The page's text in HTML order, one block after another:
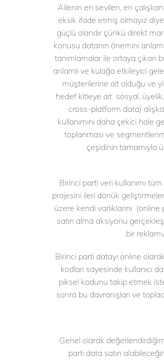
Ailenin en sevilen, en
eksik ifade etmiş olmayız
güçlü olandır çünkü direkt
konusu datanın önemini
tanımlamalar ile ortaya çıkan
anlamlı ve kulağa etkileyici
müşterilerine ait olduğu ve
hedef kitleye ait sosyal,
cross-platform data)
kullanımını daha çekici hale
toplanması ve
çeşidinin
Birinci parti veri kullanımı
projesini ileri dönük
üzere kendi varlıklarını
satın alma aksiyonu
bir
Birinci parti datayı online
kodları sayesinde kullanıcı
piksel kodunu takip etmek
sonra bu davranışları ve
Genel olarak
parti data satın